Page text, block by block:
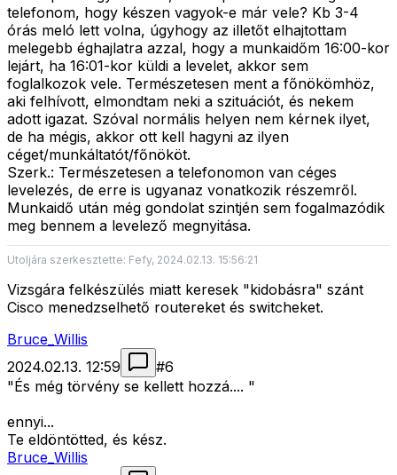
telefonom, hogy készen vagyok-e már vele? Kb 3-4
órás meló lett volna, úgyhogy az illetőt elhajtottam
melegebb éghajlatra azzal, hogy a munkaidőm 16:00-kor
lejárt, ha 16:01-kor küldi a levelet, akkor sem
foglalkozok vele. Természetesen ment a főnökömhöz,
aki felhívott, elmondtam neki a szituációt, és nekem
adott igazat. Szóval normális helyen nem kérnek ilyet,
de ha mégis, akkor ott kell hagyni az ilyen
céget/munkáltatót/főnököt.
Szerk.: Természetesen a telefonomon van céges
levelezés, de erre is ugyanaz vonatkozik részemről.
Munkaidő után még gondolat szintjén sem fogalmazódik
meg bennem a levelező megnyitása.
Utoljára szerkesztette: Fefy, 2024.02.13. 15:56:21
Vizsgára felkészülés miatt keresek "kidobásra" szánt
Cisco menedzselhető routereket és switcheket.
Bruce_Willis
2024.02.13. 12:59
#6
"És még törvény se kellett hozzá.... "
ennyi...
Te eldöntötted, és kész.
Bruce_Willis